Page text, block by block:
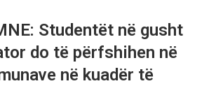
Studentët në gusht
do të përfshihen në
në kuadër të